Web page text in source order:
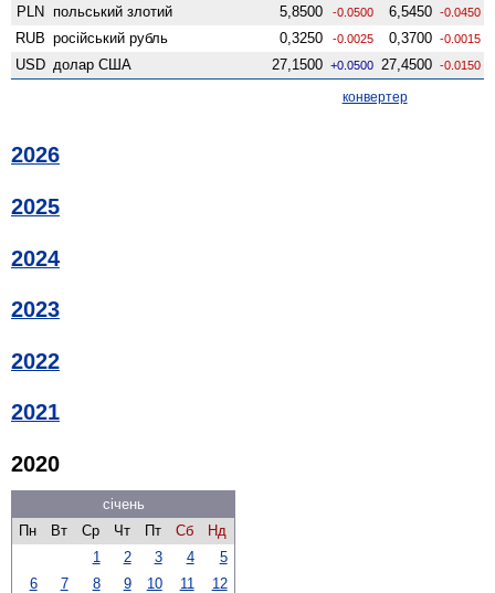
PLN польський злотий 5,8500 -0.0500 6,5450 -0.0450
RUB російський рубль 0,3250 -0.0025 0,3700 -0.0015
USD долар США 27,1500 +0.0500 27,4500 -0.0150
конвертер
2026
2025
2024
2023
2022
2021
2020
січень
Пн
Вт Ср Чт Пт Сб
Нд
1
2 3 4
5
6
7 8 9 10 11
12